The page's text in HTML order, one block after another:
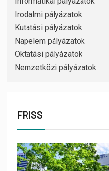
Irodalmi pályázatok
Kutatási pályázatok
Napelem pályázatok
Oktatási pályázatok
Nemzetközi pályázatok
FRISS